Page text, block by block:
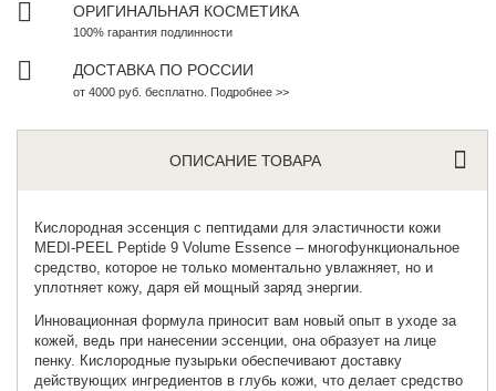
ОРИГИНАЛЬНАЯ КОСМЕТИКА
100% гарантия подлинности
ДОСТАВКА ПО РОССИИ
от 4000 руб. бесплатно. Подробнее >>
ОПИСАНИЕ ТОВАРА
Кислородная эссенция с пептидами для эластичности кожи
MEDI-PEEL Peptide 9 Volume Essence – многофункциональное
средство, которое не только моментально увлажняет, но и
уплотняет кожу, даря ей мощный заряд энергии.
Инновационная формула приносит вам новый опыт в уходе за
кожей, ведь при нанесении эссенции, она образует на лице
пенку. Кислородные пузырьки обеспечивают доставку
действующих ингредиентов в глубь кожи, что делает средство